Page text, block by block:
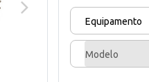
Equipamento
Modelo